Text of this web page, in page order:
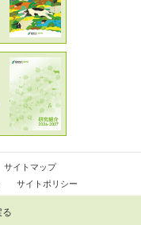
サイトマップ
サイトポリシー
る